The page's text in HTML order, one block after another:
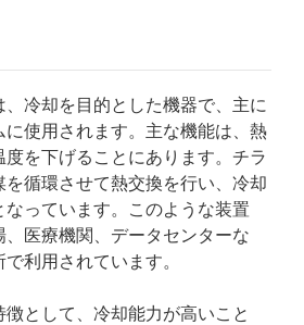
冷却を目的とした機器で、主に
に使用されます。主な機能は、熱
度を下げることにあります。チラ
循環させて熱交換を行い、冷却
っています。このような装置
医療機関、データセンターな
利用されています。
として、冷却能力が高いこと